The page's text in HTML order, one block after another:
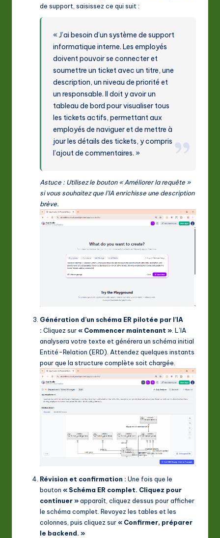
de support, saisissez ce qui suit :
« J’ai besoin d’un système de support
informatique interne. Les employés
doivent pouvoir se connecter et
soumettre un ticket avec un titre, une
description, un niveau de priorité et
un responsable. Il doit y avoir un
tableau de bord pour visualiser tous
les tickets actifs, permettant aux
employés de naviguer et de mettre à
jour les détails des tickets, y compris
l’ajout de commentaires. »
Astuce : Utilisez le bouton « Améliorer la requête »
si vous souhaitez que l’IA enrichisse une description
brève.
Génération d’un schéma ER pilotée par l’IA
: Cliquez sur« Commencer maintenant ». L’IA
analysera votre texte et générera un schéma initial
Entité-Relation (ERD). Attendez quelques instants
pour que la structure complète soit chargée.
Révision et confirmation : Une fois que le
bouton « Schéma ER complet. Cliquez pour
continuer »apparaît, cliquez dessus pour afficher
le schéma complet. Revoyez les tables et les
colonnes, puis cliquez sur« Confirmer, préparer
le backend. »